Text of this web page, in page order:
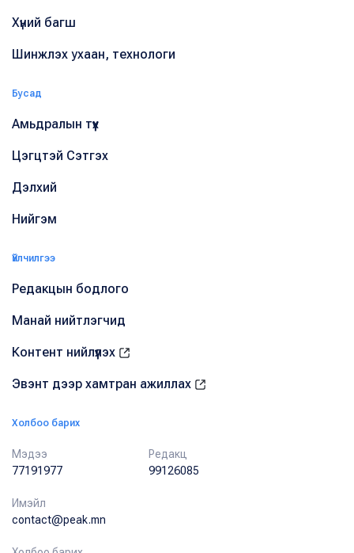
Хүний багш
Шинжлэх ухаан, технологи
Бусад
Амьдралын түүх
Цэгцтэй Сэтгэх
Дэлхий
Нийгэм
Үйлчилгээ
Редакцын бодлого
Манай нийтлэгчид
Контент нийлүүлэх
Эвэнт дээр хамтран ажиллах
Холбоо барих
Мэдээ
77191977
Редакц
99126085
Имэйл
contact@peak.mn